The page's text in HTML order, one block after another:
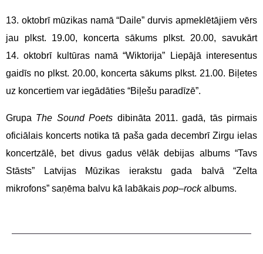
13. oktobrī mūzikas namā “Daile” durvis apmeklētājiem vērs
jau plkst. 19.00, koncerta sākums plkst. 20.00, savukārt
14. oktobrī kultūras namā “Wiktorija” Liepājā interesentus
gaidīs no plkst. 20.00, koncerta sākums plkst. 21.00. Biļetes
uz koncertiem var iegādāties “Biļešu paradīzē”.
Grupa The Sound Poets dibināta 2011. gadā, tās pirmais
oficiālais koncerts notika tā paša gada decembrī Zirgu ielas
koncertzālē, bet divus gadus vēlāk debijas albums “Tavs
Stāsts” Latvijas Mūzikas ierakstu gada balvā “Zelta
mikrofons” saņēma balvu kā labākais pop–rockalbums.